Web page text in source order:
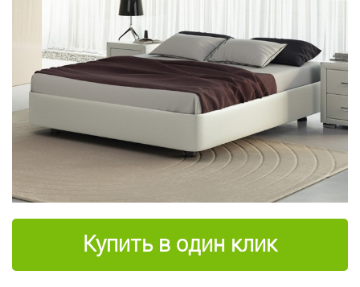
Купить в один клик